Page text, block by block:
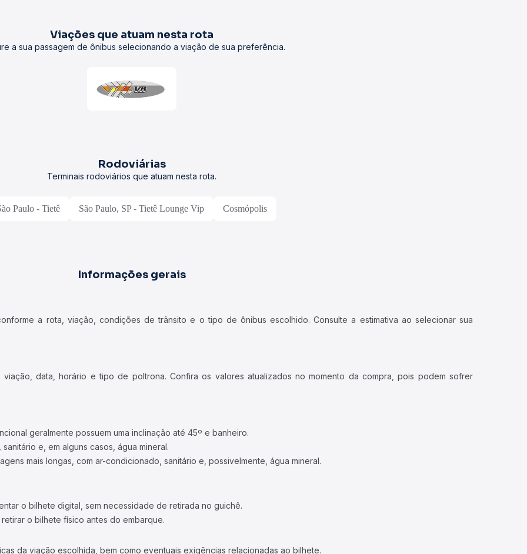
Viações que atuam nesta rota
a sua passagem de ônibus selecionando a viação de sua preferência.
Rodoviárias
Terminais rodoviários que atuam nesta rota.
Paulo - Tietê São Paulo, SP - Tietê Lounge Vip Cosmópolis
Informações gerais
a rota, viação, condições de trânsito e o tipo de ônibus escolhido. Consulte a estimativa ao selecionar sua
data, horário e tipo de poltrona. Confira os valores atualizados no momento da compra, pois podem sofrer
geralmente possuem uma inclinação até 45º e banheiro.
e, em alguns casos, água mineral.
mais longas, com ar-condicionado, sanitário e, possivelmente, água mineral.
o bilhete digital, sem necessidade de retirada no guichê.
o bilhete físico antes do embarque.
da viação escolhida, bem como eventuais exigências relacionadas ao bilhete.